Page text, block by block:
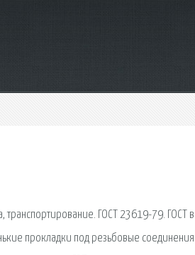
ГОСТ 23619-79. ГОСТ в
прокладки под резьбовые